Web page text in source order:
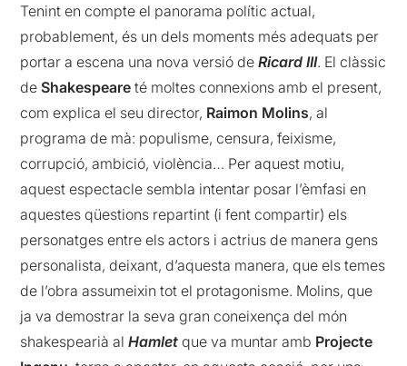
Tenint en compte el panorama polític actual,
probablement, és un dels moments més adequats per
portar a escena una nova versió deRicard III. El clàssic
deShakespeare té moltes connexions amb el present,
com explica el seu director, Raimon Molins, al
programa de mà: populisme, censura, feixisme,
corrupció, ambició, violència… Per aquest motiu,
aquest espectacle sembla intentar posar l’èmfasi en
aquestes qüestions repartint (i fent compartir) els
personatges entre els actors i actrius de manera gens
personalista, deixant, d’aquesta manera, que els temes
de l’obra assumeixin tot el protagonisme. Molins, que
ja va demostrar la seva gran coneixença del món
shakespearià alHamlet que va muntar amb Projecte